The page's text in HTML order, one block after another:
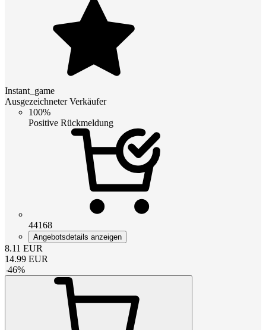
Instant_game
Ausgezeichneter Verkäufer
100%
Positive Rückmeldung
44168
Angebotsdetails anzeigen
8.11 EUR
14.99 EUR
-46%